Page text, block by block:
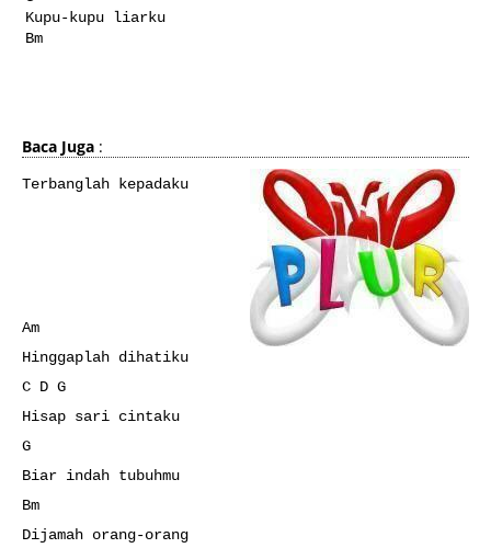
Kupu-kupu liarku
Bm
Baca Juga :
Terbanglah kepadaku
Am
Hinggaplah dihatiku
C D G
Hisap sari cintaku
G
Biar indah tubuhmu
Bm
Dijamah orang-orang